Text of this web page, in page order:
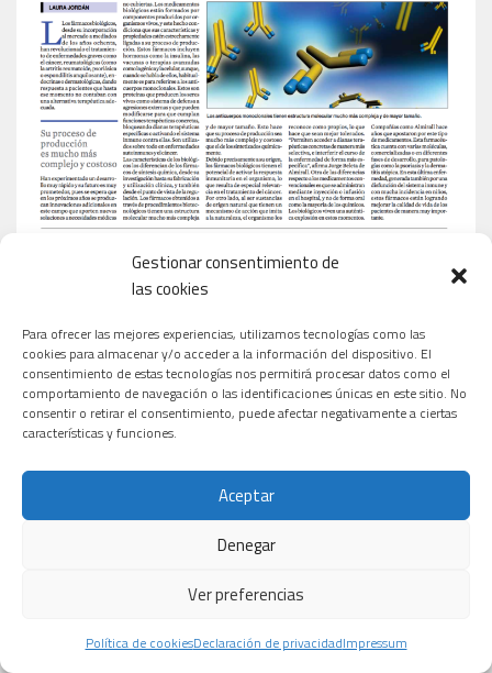
Gestionar consentimiento de
las cookies
Para ofrecer las mejores experiencias, utilizamos tecnologías como las
cookies para almacenar y/o acceder a la información del dispositivo. El
consentimiento de estas tecnologías nos permitirá procesar datos como el
comportamiento de navegación o las identificaciones únicas en este sitio. No
consentir o retirar el consentimiento, puede afectar negativamente a ciertas
características y funciones.
Aceptar
Denegar
Ver preferencias
Política de cookiesDeclaración de privacidadImpressum